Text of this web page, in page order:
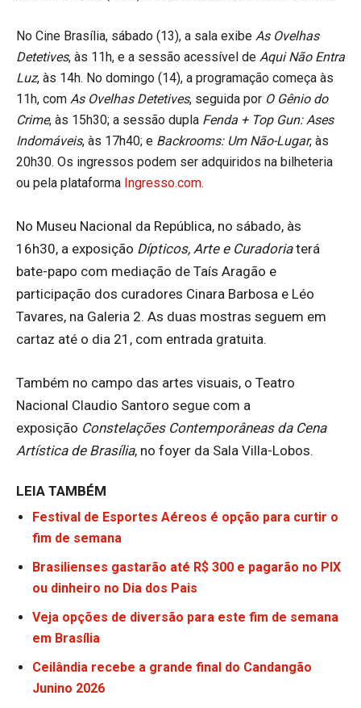
No Cine Brasília, sábado (13), a sala exibe As Ovelhas
Detetives, às 11h, e a sessão acessível de Aqui Não Entra
Luz, às 14h. No domingo (14), a programação começa às
11h, com As Ovelhas Detetives, seguida por O Gênio do
Crime, às 15h30; a sessão dupla Fenda + Top Gun: Ases
Indomáveis, às 17h40; e Backrooms: Um Não-Lugar, às
20h30. Os ingressos podem ser adquiridos na bilheteria
ou pela plataforma Ingresso.com.
No Museu Nacional da República, no sábado, às
16h30, a exposição Dípticos, Arte e Curadoriaterá
bate-papo com mediação de Taís Aragão e
participação dos curadores Cinara Barbosa e Léo
Tavares, na Galeria 2. As duas mostras seguem em
cartaz até o dia 21, com entrada gratuita.
Também no campo das artes visuais, o Teatro
Nacional Claudio Santoro segue com a
exposição Constelações Contemporâneas da Cena
Artística de Brasília, no foyer da Sala Villa-Lobos.
LEIA TAMBÉM
Festival de Esportes Aéreos é opção para curtir o
fim de semana
Brasilienses gastarão até R$ 300 e pagarão no PIX
ou dinheiro no Dia dos Pais
Veja opções de diversão para este fim de semana
em Brasília
Ceilândia recebe a grande final do Candangão
Junino 2026